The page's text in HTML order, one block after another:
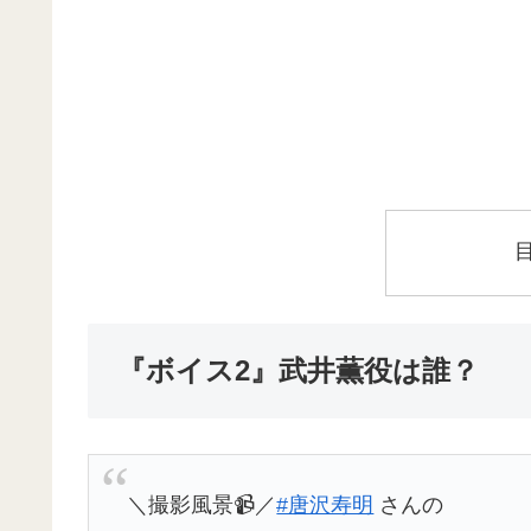
『ボイス2』武井薫役は誰？
＼撮影風景📹／#唐沢寿明 さんの